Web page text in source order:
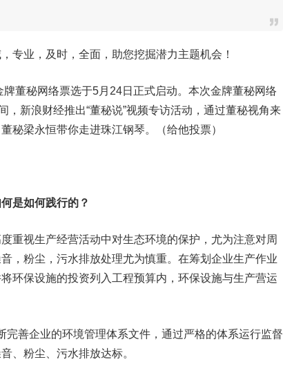
业，及时，全面，助您挖掘潜力主题机会！
秘网络票选于5月24日正式启动。本次金牌董秘网络
，新浪财经推出“董秘说”视频专访活动，通过董秘视角来
秘梁永恒带你走进珠江钢琴。（给他投票）
是如何践行的？
视生产经营活动中对生态环境的保护，尤为注意对周
，粉尘，污水排放处理尤为慎重。在筹划企业生产作业
环保设施的投资列入工程预算内，环保设施与生产营运
善企业的环境管理体系文件，通过严格的体系运行监督
、粉尘、污水排放达标。